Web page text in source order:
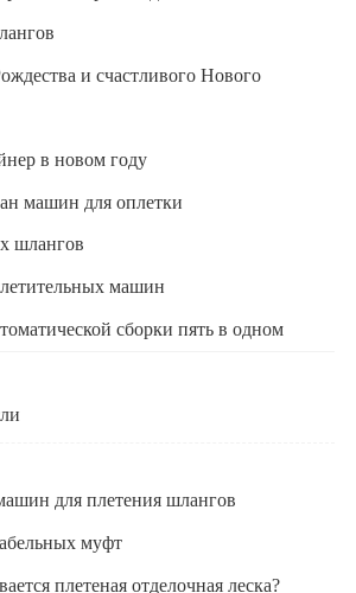
и счастливого Нового
в новом году
машин для оплетки
шлангов
машин
сборки пять в одном
для плетения шлангов
муфт
плетеная отделочная леска?